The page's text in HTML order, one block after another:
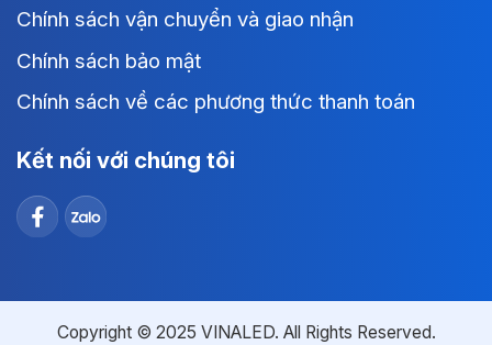
Chính sách vận chuyển và giao nhận
Chính sách bảo mật
Chính sách về các phương thức thanh toán
Kết nối với chúng tôi
Copyright © 2025 VINALED. All Rights Reserved.